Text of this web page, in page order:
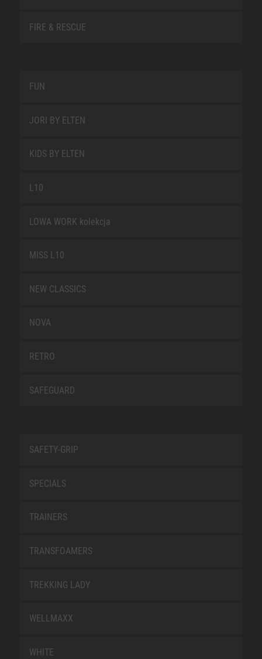
FIRE & RESCUE
FUN
JORI BY ELTEN
KIDS BY ELTEN
L10
LOWA WORK kolekcja
MISS L10
NEW CLASSICS
NOVA
RETRO
SAFEGUARD
SAFETY-GRIP
SPECIALS
TRAINERS
TRANSFOAMERS
TREKKING LADY
WELLMAXX
WHITE